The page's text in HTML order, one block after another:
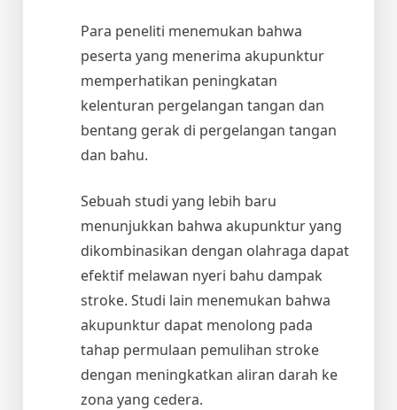
Para peneliti menemukan bahwa
peserta yang menerima akupunktur
memperhatikan peningkatan
kelenturan pergelangan tangan dan
bentang gerak di pergelangan tangan
dan bahu.
Sebuah studi yang lebih baru
menunjukkan bahwa akupunktur yang
dikombinasikan dengan olahraga dapat
efektif melawan nyeri bahu dampak
stroke. Studi lain menemukan bahwa
akupunktur dapat menolong pada
tahap permulaan pemulihan stroke
dengan meningkatkan aliran darah ke
zona yang cedera.